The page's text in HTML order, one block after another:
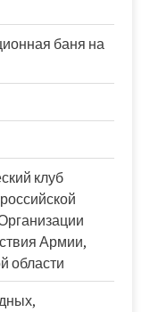
баня на
клуб
Армии,
области